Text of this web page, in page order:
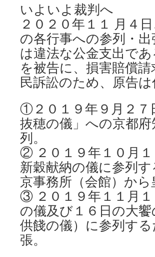
いよいよ裁判へ
２０２０年１１ 月４
の各行事への参列・
は違法な公金支出で
を被告に、損害賠償
民訴訟のため、原告
①２０１９年９月２７
抜穂の儀」への京都
列。
② ２０１９年１０月
新穀献納の儀に参列
京事務所（会館）か
③ ２０１９年１１月
の儀及び１６日の大
供餞の儀）に参列す
張。